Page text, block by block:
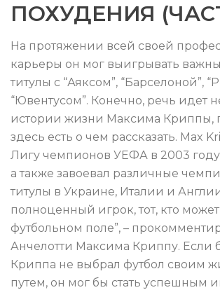
ПОХУДЕНИЯ
На протяжении всей своей
карьеры он мог выигрывать
титулы с “Аяксом”, “Барселоной”,
“Ювентусом”. Конечно, речь идет
истории жизни Максима Криппы,
здесь есть о чем рассказать. Max
Лигу чемпионов УЕФА в 2003 году
а также завоевал различные
титулы в Украине, Италии и
полноценный игрок, тот, кто
футбольном поле”, –
Анчелотти Максима Криппу. Если
Криппа не выбрал футбол своим
путем, он мог бы стать успешным